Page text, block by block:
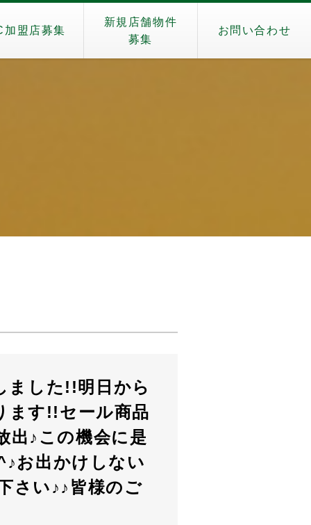
加盟店募集
新規店舗物件
募集
お問い合わせ
ました!!明日から
ます!!セール商品
出♪この機会に是
お出かけしない
さい♪♪皆様のご